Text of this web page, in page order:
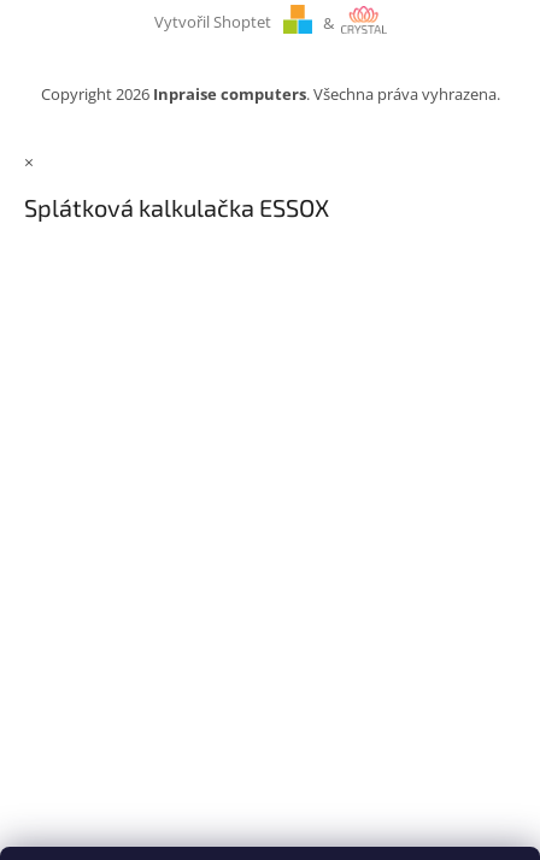
Vytvořil Shoptet &
Copyright 2026 Inpraise computers. Všechna práva vyhrazena.
×
Splátková kalkulačka ESSOX